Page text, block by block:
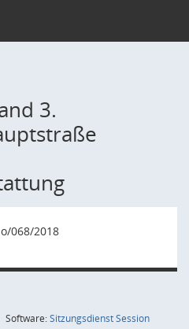
3.
068/2018
Software:SitzungsdienstSession(Wird in